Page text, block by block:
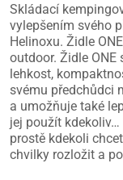
Skládací
vylepšením svého
Helinoxu. Židle
outdoor. Židle
lehkost,
svému předchůdci
a umožňuje také
jej použít kdekoliv…
prostě kdekoli
chvilky rozložit a